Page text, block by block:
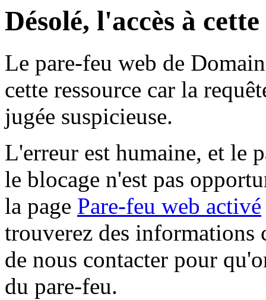
Désolé, l'accès à
Le pare-feu web de
cette ressource car la
jugée suspicieuse.
L'erreur est humaine, et le
le blocage n'est pas
la page Pare-feu web activé
trouverez des informations
de nous contacter pour
du pare-feu.